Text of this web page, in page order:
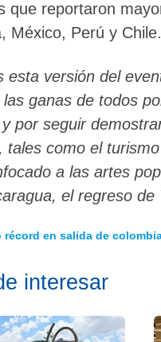
que reportaron
México, Perú y Chile.
esta versión del
ganas de todos
por seguir
tales como el
a las artes
el regreso de
récord en salida de
interesar